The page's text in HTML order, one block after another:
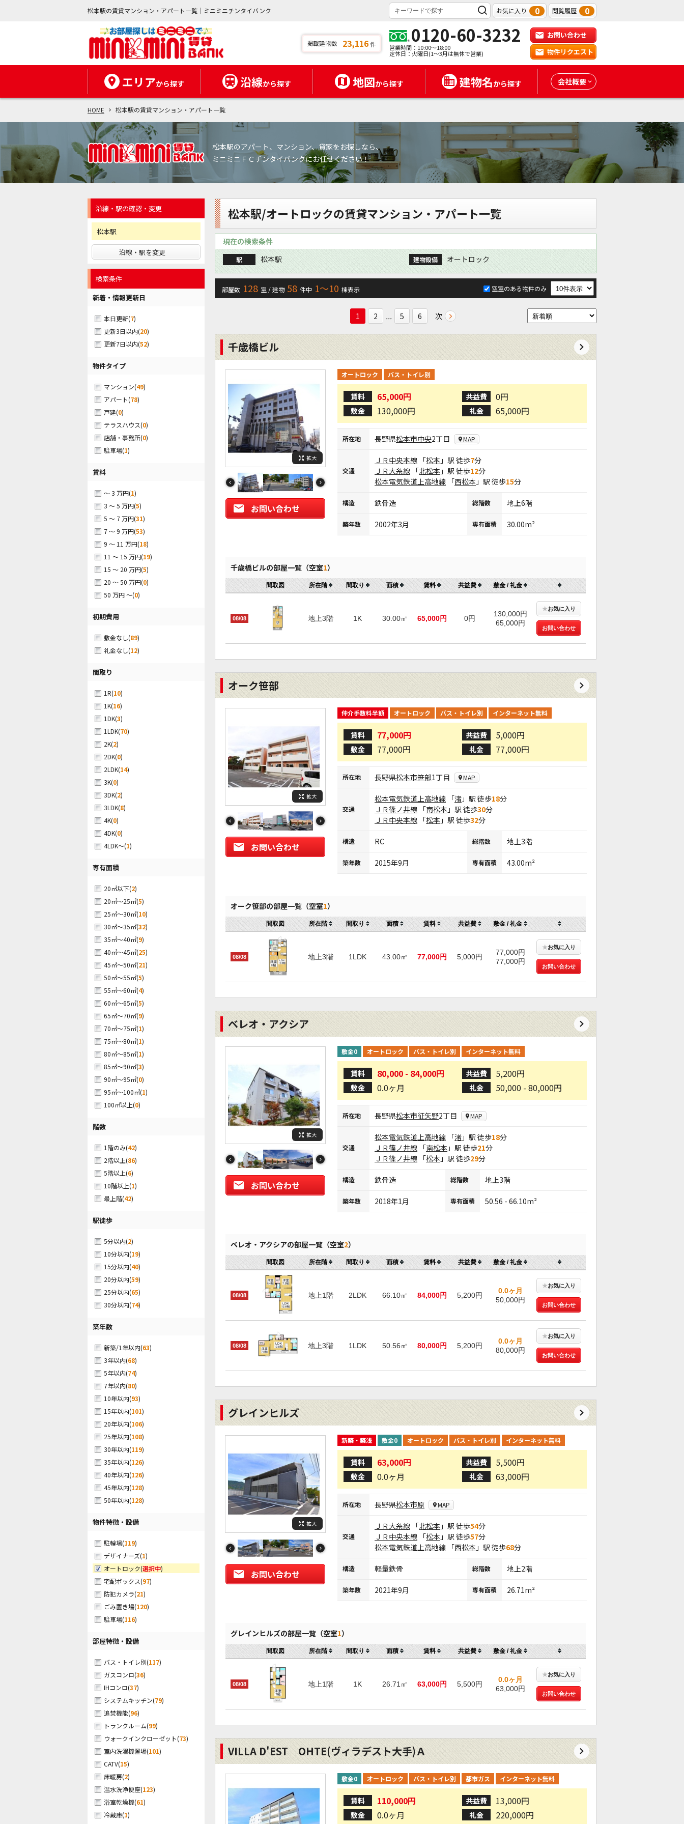
松本駅の賃貸マンション・アパート一覧｜ミニミニチンタイバンク お気に入り 0 閲覧履歴 0
掲載建物数 23,116件 0120-60-3232
営業時間：10:00～18:00
定休日：火曜日(1～3月は無休で営業)
お問い合わせ
物件リクエスト
エリアから探す 沿線から探す 地図から探す 建物名から探す 会社概要
HOME 松本駅の賃貸マンション・アパート一覧
松本駅のアパート、マンション、貸家をお探しなら、
ミニミニＦＣチンタイバンクにお任せください！
沿線・駅の確認・変更
松本駅
沿線・駅を変更
検索条件
新着・情報更新日
本日更新(7)
更新3日以内(20)
更新7日以内(52)
物件タイプ
マンション(49)
アパート(78)
戸建(0)
テラスハウス(0)
店舗・事務所(0)
駐車場(1)
賃料
～ 3 万円(1)
3 ～ 5 万円(5)
5 ～ 7 万円(31)
7 ～ 9 万円(53)
9 ～ 11 万円(18)
11 ～ 15 万円(19)
15 ～ 20 万円(5)
20 ～ 50 万円(0)
50 万円 ～(0)
初期費用
敷金なし(89)
礼金なし(12)
間取り
1R(10)
1K(16)
1DK(3)
1LDK(70)
2K(2)
2DK(0)
2LDK(14)
3K(0)
3DK(2)
3LDK(8)
4K(0)
4DK(0)
4LDK～(1)
専有面積
20㎡以下(2)
20㎡～25㎡(5)
25㎡～30㎡(10)
30㎡～35㎡(32)
35㎡～40㎡(9)
40㎡～45㎡(25)
45㎡～50㎡(21)
50㎡～55㎡(5)
55㎡～60㎡(4)
60㎡～65㎡(5)
65㎡～70㎡(9)
70㎡～75㎡(1)
75㎡～80㎡(1)
80㎡～85㎡(1)
85㎡～90㎡(3)
90㎡～95㎡(0)
95㎡～100㎡(1)
100㎡以上(0)
階数
1階のみ(42)
2階以上(86)
5階以上(6)
10階以上(1)
最上階(42)
駅徒歩
5分以内(2)
10分以内(19)
15分以内(40)
20分以内(59)
25分以内(65)
30分以内(74)
築年数
新築/1年以内(63)
3年以内(68)
5年以内(74)
7年以内(80)
10年以内(93)
15年以内(101)
20年以内(106)
25年以内(108)
30年以内(119)
35年以内(126)
40年以内(126)
45年以内(128)
50年以内(128)
物件特徴・設備
駐輪場(119)
デザイナーズ(1)
オートロック(選択中)
宅配ボックス(97)
防犯カメラ(21)
ごみ置き場(120)
駐車場(116)
部屋特徴・設備
バス・トイレ別(117)
ガスコンロ(36)
IHコンロ(37)
システムキッチン(79)
追焚機能(96)
トランクルーム(99)
ウォークインクローゼット(73)
室内洗濯機置場(101)
CATV(15)
床暖房(2)
温水洗浄便座(123)
浴室乾燥機(61)
冷蔵庫(1)
松本駅/オートロックの賃貸マンション・アパート一覧
現在の検索条件
駅 松本駅 建物設備 オートロック
部屋数 128 室 / 建物 58 件中 1〜10 棟表示 空室のある物件のみ
1 2 ... 5 6 次
千歳橋ビル
拡大
お問い合わせ
オートロック バス・トイレ別
賃料 65,000円 共益費 0円
敷金 130,000円 礼金 65,000円
所在地 長野県松本市中央2丁目 MAP
交通
ＪＲ中央本線 「松本 」駅 徒歩7分
ＪＲ大糸線 「北松本 」駅 徒歩12分
松本電気鉄道上高地線 「西松本 」駅 徒歩15分
構造 鉄骨造 総階数 地上6階
築年数 2002年3月 専有面積 30.00m²
千歳橋ビルの部屋一覧（空室1）
間取図 所在階 間取り 面積 賃料 共益費 敷金 / 礼金
08/08 地上3階 1K 30.00㎡ 65,000円 0円
130,000円
65,000円
★お気に入り
お問い合わせ
オーク笹部
拡大
お問い合わせ
仲介手数料半額 オートロック バス・トイレ別 インターネット無料
賃料 77,000円 共益費 5,000円
敷金 77,000円 礼金 77,000円
所在地 長野県松本市笹部1丁目 MAP
交通
松本電気鉄道上高地線 「渚 」駅 徒歩18分
ＪＲ篠ノ井線 「南松本 」駅 徒歩30分
ＪＲ中央本線 「松本 」駅 徒歩32分
構造 RC 総階数 地上3階
築年数 2015年9月 専有面積 43.00m²
オーク笹部の部屋一覧（空室1）
間取図 所在階 間取り 面積 賃料 共益費 敷金 / 礼金
08/08 地上3階 1LDK 43.00㎡ 77,000円 5,000円
77,000円
77,000円
★お気に入り
お問い合わせ
ベレオ・アクシア
拡大
お問い合わせ
敷金0 オートロック バス・トイレ別 インターネット無料
賃料 80,000 - 84,000円 共益費 5,200円
敷金 0.0ヶ月 礼金 50,000 - 80,000円
所在地 長野県松本市征矢野2丁目 MAP
交通
松本電気鉄道上高地線 「渚 」駅 徒歩18分
ＪＲ篠ノ井線 「南松本 」駅 徒歩21分
ＪＲ篠ノ井線 「松本 」駅 徒歩29分
構造 鉄骨造 総階数 地上3階
築年数 2018年1月 専有面積 50.56 - 66.10m²
ベレオ・アクシアの部屋一覧（空室2）
間取図 所在階 間取り 面積 賃料 共益費 敷金 / 礼金
08/08 地上1階 2LDK 66.10㎡ 84,000円 5,200円
0.0ヶ月
50,000円
★お気に入り
お問い合わせ
08/08 地上3階 1LDK 50.56㎡ 80,000円 5,200円
0.0ヶ月
80,000円
★お気に入り
お問い合わせ
グレインヒルズ
拡大
お問い合わせ
新築・築浅 敷金0 オートロック バス・トイレ別 インターネット無料
賃料 63,000円 共益費 5,500円
敷金 0.0ヶ月 礼金 63,000円
所在地 長野県松本市原 MAP
交通
ＪＲ大糸線 「北松本 」駅 徒歩54分
ＪＲ中央本線 「松本 」駅 徒歩57分
松本電気鉄道上高地線 「西松本 」駅 徒歩68分
構造 軽量鉄骨 総階数 地上2階
築年数 2021年9月 専有面積 26.71m²
グレインヒルズの部屋一覧（空室1）
間取図 所在階 間取り 面積 賃料 共益費 敷金 / 礼金
08/08 地上1階 1K 26.71㎡ 63,000円 5,500円
0.0ヶ月
63,000円
★お気に入り
お問い合わせ
VILLA D'EST OHTE(ヴィラデスト大手)Ａ
敷金0 オートロック バス・トイレ別 都市ガス インターネット無料
賃料 110,000円 共益費 13,000円
敷金 0.0ヶ月 礼金 220,000円